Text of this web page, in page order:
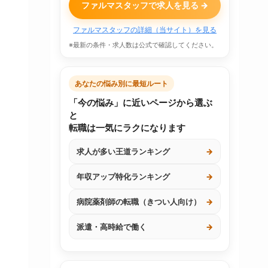
ファルマスタッフで求人を見る →
ファルマスタッフの詳細（当サイト）を見る
※最新の条件・求人数は公式で確認してください。
あなたの悩み別に最短ルート
「今の悩み」に近いページから選ぶ
と
転職は一気にラクになります
求人が多い王道ランキング →
年収アップ特化ランキング →
病院薬剤師の転職（きつい人向け） →
派遣・高時給で働く →